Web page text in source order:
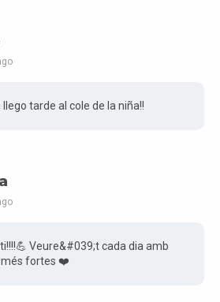
tarde al cole de la niña!!
Veure&#039;t cada dia amb
més fortes ❤️